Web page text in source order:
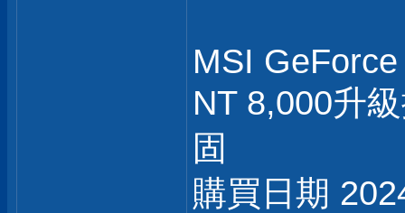
MSI
NT 8,000升
固
購買日期